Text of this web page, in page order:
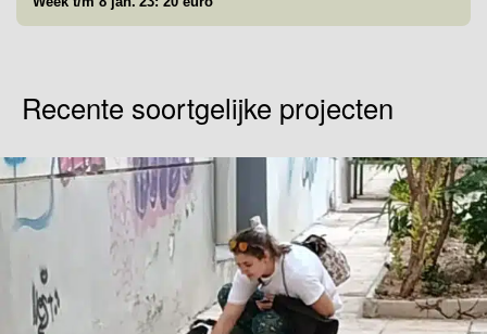
Recente soortgelijke projecten